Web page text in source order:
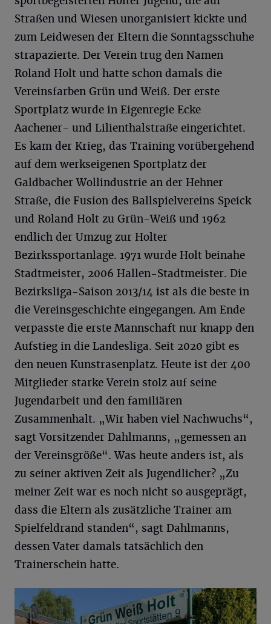
Straßen und Wiesen unorganisiert kickte und
zum Leidwesen der Eltern die Sonntagsschuhe
strapazierte. Der Verein trug den Namen
Roland Holt und hatte schon damals die
Vereinsfarben Grün und Weiß. Der erste
Sportplatz wurde in Eigenregie Ecke
Aachener- und Lilienthalstraße eingerichtet.
Es kam der Krieg, das Training vorübergehend
auf dem werkseigenen Sportplatz der
Galdbacher Wollindustrie an der Hehner
Straße, die Fusion des Ballspielvereins Speick
und Roland Holt zu Grün-Weiß und 1962
endlich der Umzug zur Holter
Bezirkssportanlage. 1971 wurde Holt beinahe
Stadtmeister, 2006 Hallen-Stadtmeister. Die
Bezirksliga-Saison 2013/14 ist als die beste in
die Vereinsgeschichte eingegangen. Am Ende
verpasste die erste Mannschaft nur knapp den
Aufstieg in die Landesliga. Seit 2020 gibt es
den neuen Kunstrasenplatz. Heute ist der 400
Mitglieder starke Verein stolz auf seine
Jugendarbeit und den familiären
Zusammenhalt. „Wir haben viel Nachwuchs“,
sagt Vorsitzender Dahlmanns, „gemessen an
der Vereinsgröße“. Was heute anders ist, als
zu seiner aktiven Zeit als Jugendlicher? „Zu
meiner Zeit war es noch nicht so ausgeprägt,
dass die Eltern als zusätzliche Trainer am
Spielfeldrand standen“, sagt Dahlmanns,
dessen Vater damals tatsächlich den
Trainerschein hatte.